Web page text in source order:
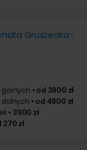
Gruszecka-
górnych • od 3900 zł
dolnych • od 4900 zł
• 3900 zł
270 zł